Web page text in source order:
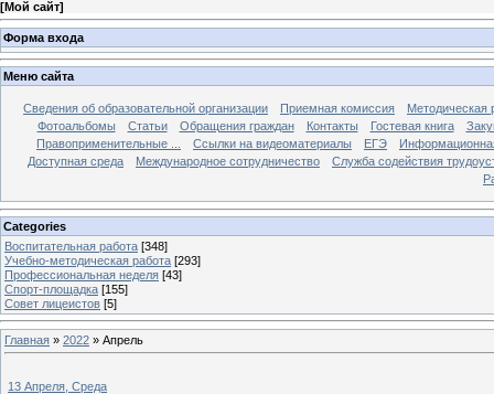
[Мой сайт]
Форма входа
Меню сайта
Сведения об образовательной организации Приемная комиссия
Методическая
Фотоальбомы
Статьи Обращения граждан Контакты Гостевая книга
Правоприменительные ...
Ссылки на видеоматериалы ЕГЭ
Доступная среда
Международное сотрудничество
Служба содействия
Categories
Воспитательная работа [348]
Учебно-методическая работа [293]
Профессиональная неделя [43]
Спорт-площадка [155]
Совет лицеистов [5]
Главная » 2022 » Апрель
13 Апреля, Среда